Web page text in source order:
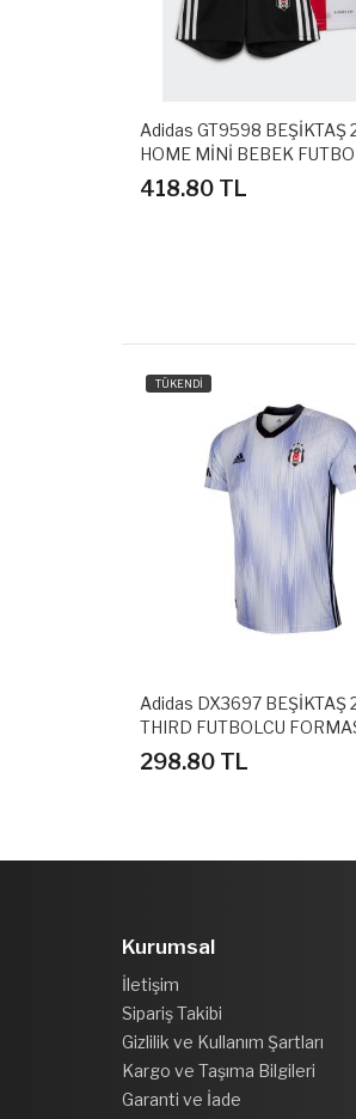
Adidas GT9598 BEŞİKTAŞ
HOME MİNİ BEBEK
SETİ
418.80 TL
TÜKENDİ
Adidas DX3697 BEŞİKTAŞ
THIRD FUTBOLCU
298.80 TL
Kurumsal
İletişim
Sipariş Takibi
Gizlilik ve Kullanım Şartları
Kargo ve Taşıma Bilgileri
Garanti ve İade